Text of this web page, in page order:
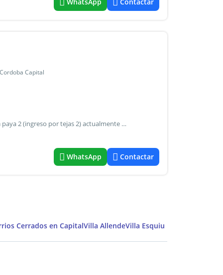
Capital
. Begué y asociados les ofrece... Dúplex 3 dormitorios en la paya 2 (ingreso por tejas 2) actualmente con renta * sup. Terreno: 125 mts² * sup. Cubierta: 120 mts² planta baja * living comedor. * Cocina separada. * Baño social. * Galería con asador. * Patio. * Cochera tipo pérgola. * Alarma. * Calefón solar. Planta alta * 3 dormitorios. * 1 baño. ¿ Qué brinda la paya 2 ? *Seguridad las 24hs *ingreso por barrio tejas de la candelaria *espacios verdes *línea de colectivo a pocos metros *todo tipo de comercio en barrio inaudi *acceso rápido a circunvalación por av. Vélez sarsfield o por av. Valparaíso * cercanía a clubes y colegios privados y públicos * gas natural * escritura fines 2026 quedamos a su disposición!
WhatsApp Contactar
Cerrados en CapitalVilla AllendeVilla Esquiu